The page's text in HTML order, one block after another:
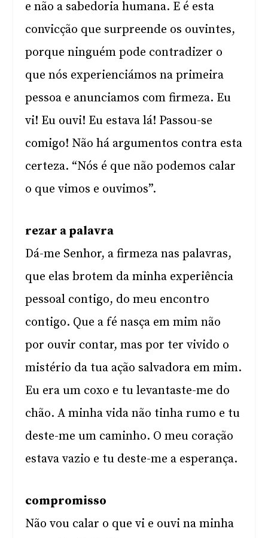
e não a sabedoria humana. E é esta
convicção que surpreende os ouvintes,
porque ninguém pode contradizer o
que nós experienciámos na primeira
pessoa e anunciamos com firmeza. Eu
vi! Eu ouvi! Eu estava lá! Passou-se
comigo! Não há argumentos contra esta
certeza. “Nós é que não podemos calar
o que vimos e ouvimos”.
rezar a palavra
Dá-me Senhor, a firmeza nas palavras,
que elas brotem da minha experiência
pessoal contigo, do meu encontro
contigo. Que a fé nasça em mim não
por ouvir contar, mas por ter vivido o
mistério da tua ação salvadora em mim.
Eu era um coxo e tu levantaste-me do
chão. A minha vida não tinha rumo e tu
deste-me um caminho. O meu coração
estava vazio e tu deste-me a esperança.
compromisso
Não vou calar o que vi e ouvi na minha